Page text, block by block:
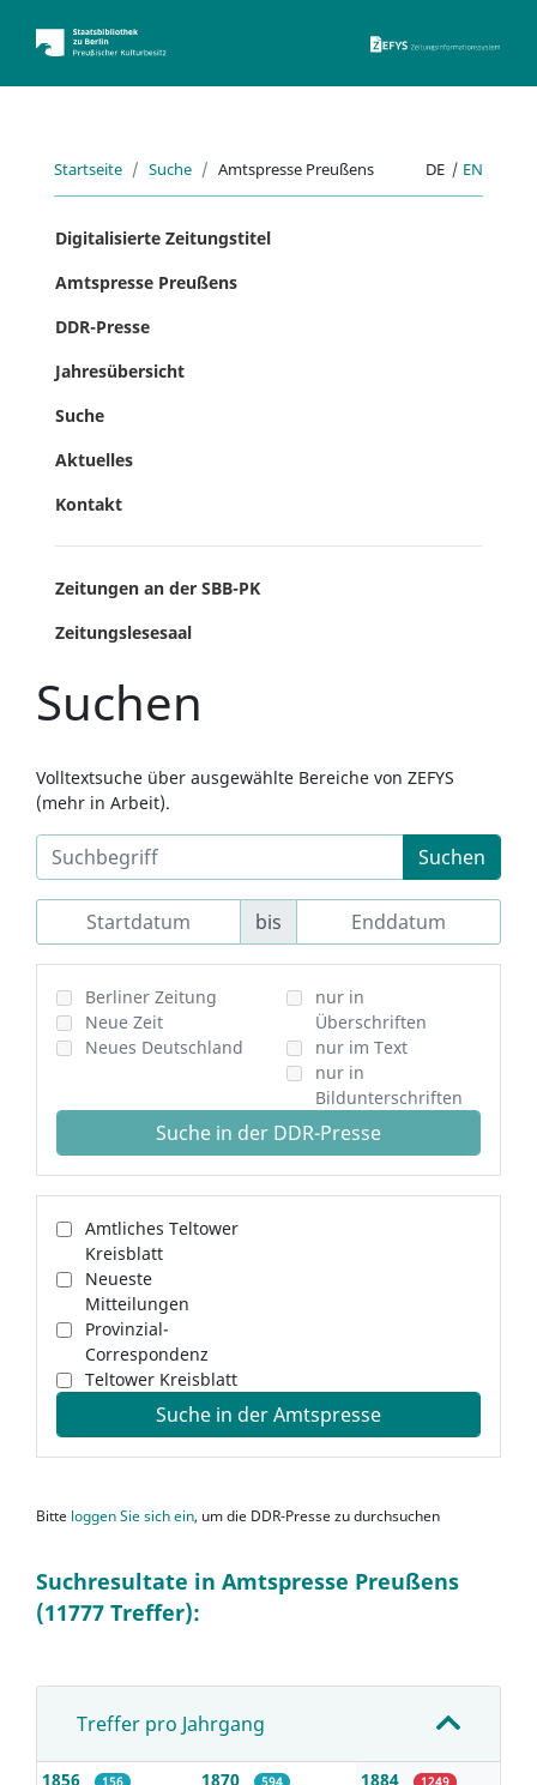
Startseite Suche Amtspresse Preußens DE | EN
Digitalisierte Zeitungstitel
Amtspresse Preußens
DDR-Presse
Jahresübersicht
Suche
Aktuelles
Kontakt
Zeitungen an der SBB-PK
Zeitungslesesaal
Suchen
Volltextsuche über ausgewählte Bereiche von ZEFYS
(mehr in Arbeit).
Suchen
bis
Berliner Zeitung
Neue Zeit
Neues Deutschland
nur in
Überschriften
nur im Text
nur in
Bildunterschriften
Suche in der DDR-Presse
Amtliches Teltower
Kreisblatt
Neueste
Mitteilungen
Provinzial-
Correspondenz
Teltower Kreisblatt
Suche in der Amtspresse
Bitte loggen Sie sich ein, um die DDR-Presse zu durchsuchen
Suchresultate in Amtspresse Preußens
(11777 Treffer):
Treffer pro Jahrgang
1856 1870 1884